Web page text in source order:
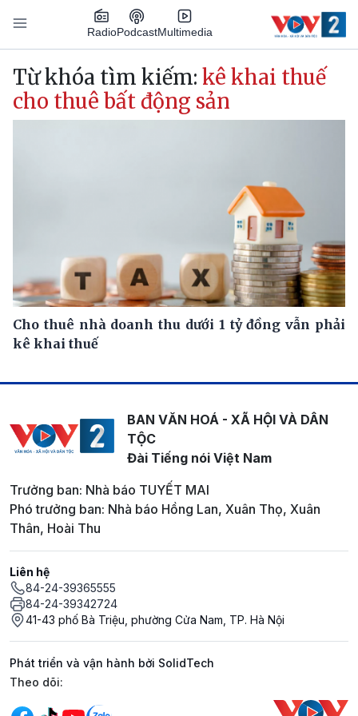
Nhảy đến nội dung
RadioPodcastMultimedia
Main navigation
Từ khóa tìm kiếm: kê khai thuế
cho thuê bất động sản
Cho thuê nhà doanh thu dưới 1 tỷ đồng vẫn phải
kê khai thuế
BAN VĂN HOÁ - XÃ HỘI VÀ DÂN
TỘC
Đài Tiếng nói Việt Nam
Trưởng ban: Nhà báo TUYẾT MAI
Phó trưởng ban: Nhà báo Hồng Lan, Xuân Thọ, Xuân
Thân, Hoài Thu
Liên hệ
84-24-39365555
84-24-39342724
41-43 phố Bà Triệu, phường Cửa Nam, TP. Hà Nội
Phát triển và vận hành bởi SolidTech
Mạng xã hội
Theo dõi: